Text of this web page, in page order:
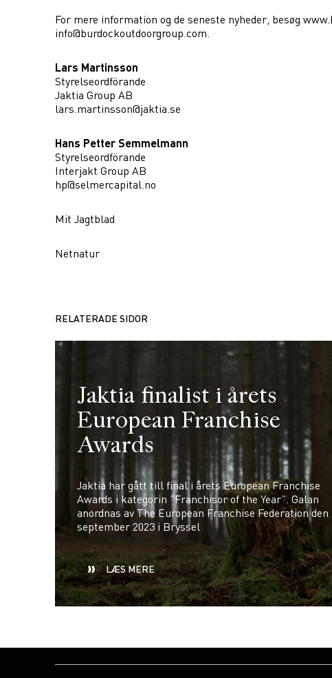
For mere information og de seneste nyheder, besøg
info@burdockoutdoorgroup.com.
Lars Martinsson
Styrelseordförande
Jaktia Group AB
lars.martinsson@jaktia.se
Hans Petter Semmelmann
Styrelseordförande
Interjakt Group AB
hp@selmercapital.no
Mit Jagtblad
Netnatur
RELATERADE SIDOR
Jaktia finalist i årets
European Franchise
Awards
Jaktia har gått till final i årets European Franchise
Awards i kategorin ”Franchisor of the Year”. Galan
anordnas av The European Franchise Federation den
september 2023 i Bryssel
LÆS MERE